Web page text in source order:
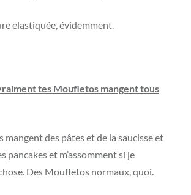
elastiquée, évidemment.
tes Moufletos mangent tous
des pâtes et de la saucisse et
pancakes et m’assomment si je
Des Moufletos normaux, quoi.